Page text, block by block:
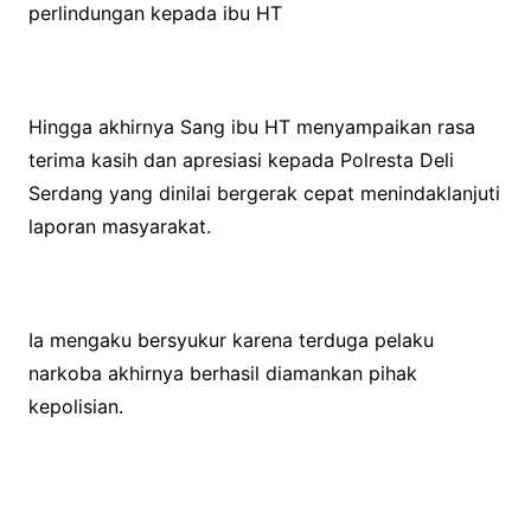
perlindungan kepada ibu HT
Hingga akhirnya Sang ibu HT menyampaikan rasa
terima kasih dan apresiasi kepada Polresta Deli
Serdang yang dinilai bergerak cepat menindaklanjuti
laporan masyarakat.
Ia mengaku bersyukur karena terduga pelaku
narkoba akhirnya berhasil diamankan pihak
kepolisian.